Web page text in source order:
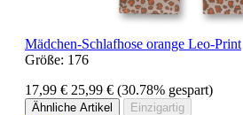
Mädchen-Schlafhose orange Leo-Print
Größe: 176
17,99 € 25,99 € (30.78% gespart)
Ähnliche Artikel Einzigartig